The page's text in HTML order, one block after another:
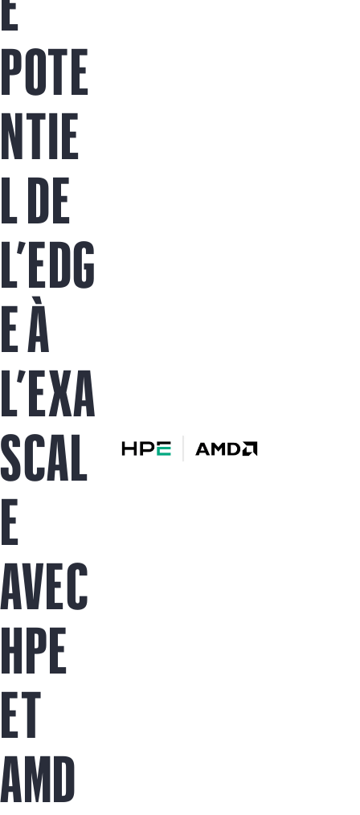
POTE
NTIE
L DE
L’EDG
E À
L’EXA
SCAL
E
AVEC
HPE
ET
AMD